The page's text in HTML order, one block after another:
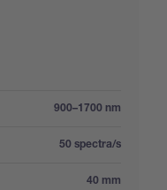
900–1700 nm
50 spectra/s
40 mm